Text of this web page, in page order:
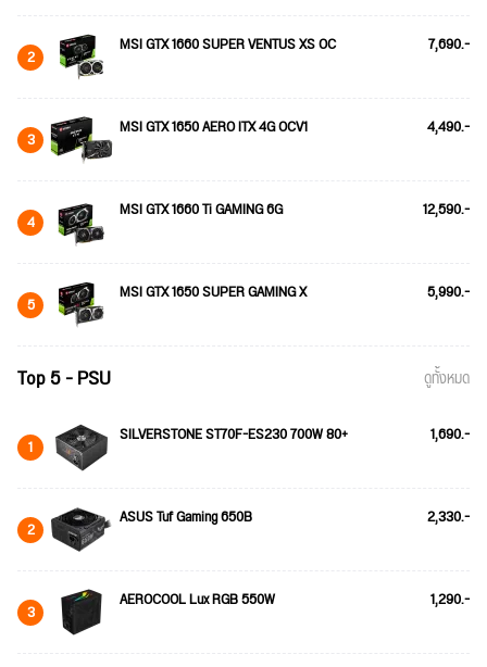
2 MSI GTX 1660 SUPER VENTUS XS OC 7,690.-
3 MSI GTX 1650 AERO ITX 4G OCV1 4,490.-
4 MSI GTX 1660 Ti GAMING 6G 12,590.-
5 MSI GTX 1650 SUPER GAMING X 5,990.-
Top 5 - PSU ดูทั้งหมด
1 SILVERSTONE ST70F-ES230 700W 80+ 1,690.-
2 ASUS Tuf Gaming 650B 2,330.-
3 AEROCOOL Lux RGB 550W 1,290.-